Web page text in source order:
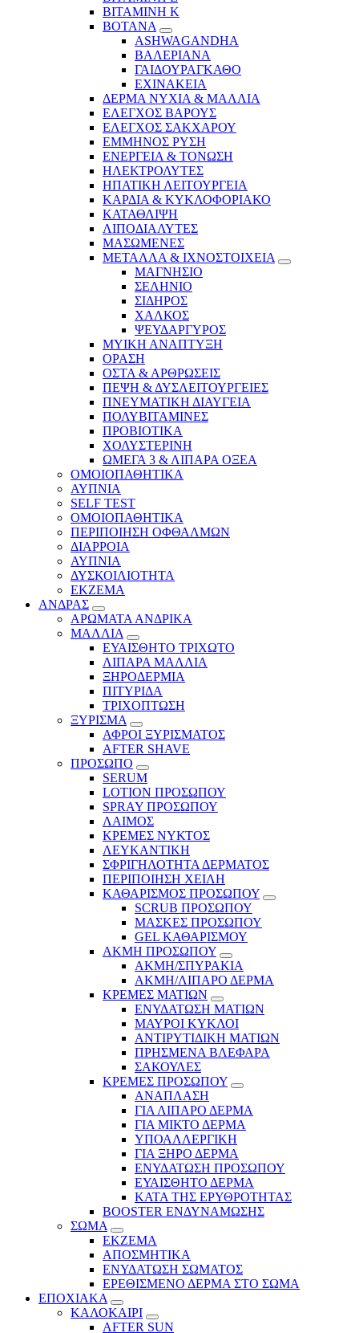
ΒΙΤΑΜΙΝΗ Κ
ΒΟΤΑΝΑ
ASHWAGANDHA
ΒΑΛΕΡΙΑΝΑ
ΓΑΙΔΟΥΡΑΓΚΑΘΟ
ΕΧΙΝΑΚΕΙΑ
ΔΕΡΜΑ ΝΥΧΙΑ & ΜΑΛΛΙΑ
ΕΛΕΓΧΟΣ ΒΑΡΟΥΣ
ΕΛΕΓΧΟΣ ΣΑΚΧΑΡΟΥ
ΕΜΜΗΝΟΣ ΡΥΣΗ
ΕΝΕΡΓΕΙΑ & ΤΟΝΩΣΗ
ΗΛΕΚΤΡΟΛΥΤΕΣ
ΗΠΑΤΙΚΗ ΛΕΙΤΟΥΡΓΕΙΑ
ΚΑΡΔΙΑ & ΚΥΚΛΟΦΟΡΙΑΚΟ
ΚΑΤΑΘΛΙΨΗ
ΛΙΠΟΔΙΑΛΥΤΕΣ
ΜΑΣΩΜΕΝΕΣ
ΜΕΤΑΛΛΑ & ΙΧΝΟΣΤΟΙΧΕΙΑ
ΜΑΓΝΗΣΙΟ
ΣΕΛΗΝΙΟ
ΣΙΔΗΡΟΣ
ΧΑΛΚΟΣ
ΨΕΥΔΑΡΓΥΡΟΣ
ΜΥΙΚΗ ΑΝΑΠΤΥΞΗ
ΟΡΑΣΗ
ΟΣΤΑ & ΑΡΘΡΩΣΕΙΣ
ΠΕΨΗ & ΔΥΣΛΕΙΤΟΥΡΓΕΙΕΣ
ΠΝΕΥΜΑΤΙΚΗ ΔΙΑΥΓΕΙΑ
ΠΟΛΥΒΙΤΑΜΙΝΕΣ
ΠΡΟΒΙΟΤΙΚΑ
ΧΟΛΥΣΤΕΡΙΝΗ
ΩΜΕΓΑ 3 & ΛΙΠΑΡΑ ΟΞΕΑ
ΟΜΟΙΟΠΑΘΗΤΙΚΑ
ΑΥΠΝΙΑ
SELF TEST
ΟΜΟΙΟΠΑΘΗΤΙΚΑ
ΠΕΡΙΠΟΙΗΣΗ ΟΦΘΑΛΜΩΝ
ΔΙΑΡΡΟΙΑ
ΑΥΠΝΙΑ
ΔΥΣΚΟΙΛΙΟΤΗΤΑ
ΕΚΖΕΜΑ
ΑΝΔΡΑΣ
ΑΡΩΜΑΤΑ ΑΝΔΡΙΚΑ
ΜΑΛΛΙΑ
ΕΥΑΙΣΘΗΤΟ ΤΡΙΧΩΤΟ
ΛΙΠΑΡΑ ΜΑΛΛΙΑ
ΞΗΡΟΔΕΡΜΙΑ
ΠΙΤΥΡΙΔΑ
ΤΡΙΧΟΠΤΩΣΗ
ΞΥΡΙΣΜΑ
ΑΦΡΟΙ ΞΥΡΙΣΜΑΤΟΣ
AFTER SHAVE
ΠΡΟΣΩΠΟ
SERUM
LOTION ΠΡΟΣΩΠΟΥ
SPRAY ΠΡΟΣΩΠΟΥ
ΛΑΙΜΟΣ
ΚΡΕΜΕΣ ΝΥΚΤΟΣ
ΛΕΥΚΑΝΤΙΚΗ
ΣΦΡΙΓΗΛΟΤΗΤΑ ΔΕΡΜΑΤΟΣ
ΠΕΡΙΠΟΙΗΣΗ ΧΕΙΛΗ
ΚΑΘΑΡΙΣΜΟΣ ΠΡΟΣΩΠΟΥ
SCRUB ΠΡΟΣΩΠΟΥ
ΜΑΣΚΕΣ ΠΡΟΣΩΠΟΥ
GEL ΚΑΘΑΡΙΣΜΟΥ
ΑΚΜΗ ΠΡΟΣΩΠΟΥ
ΑΚΜΗ/ΣΠΥΡΑΚΙΑ
ΑΚΜΗ/ΛΙΠΑΡΟ ΔΕΡΜΑ
ΚΡΕΜΕΣ ΜΑΤΙΩΝ
ΕΝΥΔΑΤΩΣΗ ΜΑΤΙΩΝ
ΜΑΥΡΟΙ ΚΥΚΛΟΙ
ΑΝΤΙΡΥΤΙΔΙΚΗ ΜΑΤΙΩΝ
ΠΡΗΣΜΕΝΑ ΒΛΕΦΑΡΑ
ΣΑΚΟΥΛΕΣ
ΚΡΕΜΕΣ ΠΡΟΣΩΠΟΥ
ΑΝΑΠΛΑΣΗ
ΓΙΑ ΛΙΠΑΡΟ ΔΕΡΜΑ
ΓΙΑ ΜΙΚΤΟ ΔΕΡΜΑ
ΥΠΟΑΛΛΕΡΓΙΚΗ
ΓΙΑ ΞΗΡΟ ΔΕΡΜΑ
ΕΝΥΔΑΤΩΣΗ ΠΡΟΣΩΠΟΥ
ΕΥΑΙΣΘΗΤΟ ΔΕΡΜΑ
ΚΑΤΑ ΤΗΣ ΕΡΥΘΡΟΤΗΤΑΣ
BOOSTER ΕΝΔΥΝΑΜΩΣΗΣ
ΣΩΜΑ
ΕΚΖΕΜΑ
ΑΠΟΣΜΗΤΙΚΑ
ΕΝΥΔΑΤΩΣΗ ΣΩΜΑΤΟΣ
ΕΡΕΘΙΣΜΕΝΟ ΔΕΡΜΑ ΣΤΟ ΣΩΜΑ
ΕΠΟΧΙΑΚΑ
ΚΑΛΟΚΑΙΡΙ
AFTER SUN